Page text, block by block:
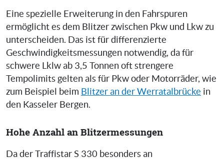
Eine spezielle Erweiterung in den Fahrspuren
ermöglicht es dem Blitzer zwischen Pkw und Lkw zu
unterscheiden. Das ist für differenzierte
Geschwindigkeitsmessungen notwendig, da für
schwere Lklw ab 3,5 Tonnen oft strengere
Tempolimits gelten als für Pkw oder Motorräder, wie
zum Beispiel beim Blitzer an der Werratalbrücke in
den Kasseler Bergen.
Hohe Anzahl an Blitzermessungen
Da der Traffistar S 330 besonders an